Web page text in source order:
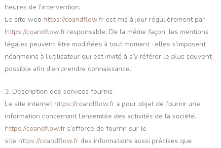
heures de l’intervention.
Le site web https://coandflow.fr est mis à jour régulièrement par
https://coandflow.fr responsable. De la même façon, les mentions
légales peuvent être modifiées à tout moment : elles s’imposent
néanmoins à l’utilisateur qui est invité à s’y référer le plus souvent
possible afin d’en prendre connaissance.
3. Description des services fournis.
Le site internet https://coandflow.fr a pour objet de fournir une
information concernant l’ensemble des activités de la société.
https://coandflow.fr s’efforce de fournir sur le
site https://coandflow.fr des informations aussi précises que